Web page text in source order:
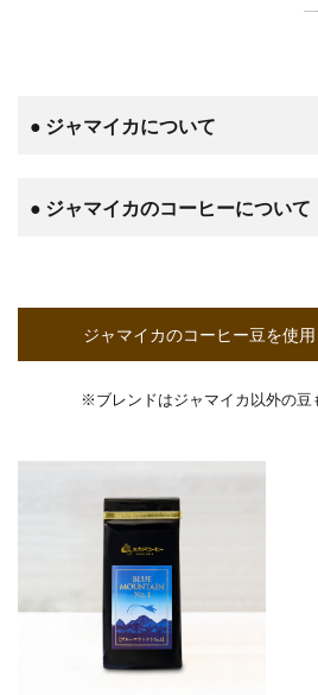
● ジャマイカについて
● ジャマイカのコーヒーについて
ジャマイカのコーヒー豆を使
※ブレンドはジャマイカ以外の豆